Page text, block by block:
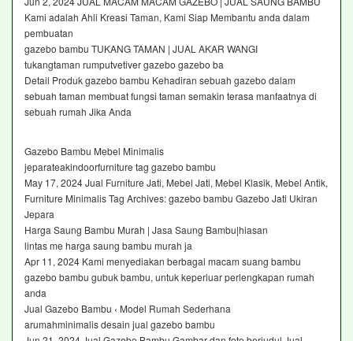
Kami adalah Ahli Kreasi Taman, Kami Siap Membantu anda dalam
pembuatan
gazebo bambu TUKANG TAMAN | JUAL AKAR WANGI
tukangtaman rumputvetiver gazebo gazebo ba
Detail Produk gazebo bambu Kehadiran sebuah gazebo dalam
sebuah taman membuat fungsi taman semakin terasa manfaatnya di
sebuah rumah Jika Anda
Gazebo Bambu Mebel Minimalis
jeparateakindoorfurniture tag gazebo bambu
May 17, 2024 Jual Furniture Jati, Mebel Jati, Mebel Klasik, Mebel Antik,
Furniture Minimalis Tag Archives: gazebo bambu Gazebo Jati Ukiran
Jepara
Harga Saung Bambu Murah | Jasa Saung Bambu|hiasan
lintas me harga saung bambu murah ja
Apr 11, 2024 Kami menyediakan berbagai macam suang bambu
gazebo bambu gubuk bambu, untuk keperluar perlengkapan rumah
anda
Jual Gazebo Bambu ‹ Model Rumah Sederhana
arumahminimalis desain jual gazebo bambu